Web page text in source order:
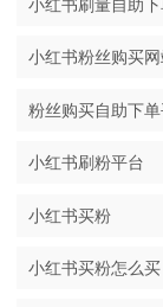
小红书刷量自助
小红书粉丝购买
粉丝购买自助下
小红书刷粉平台
小红书买粉
小红书买粉怎么买